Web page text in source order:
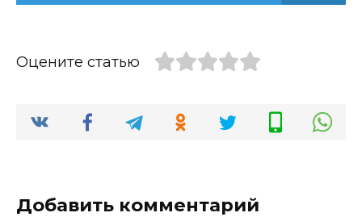
Оцените статью
Добавить комментарий